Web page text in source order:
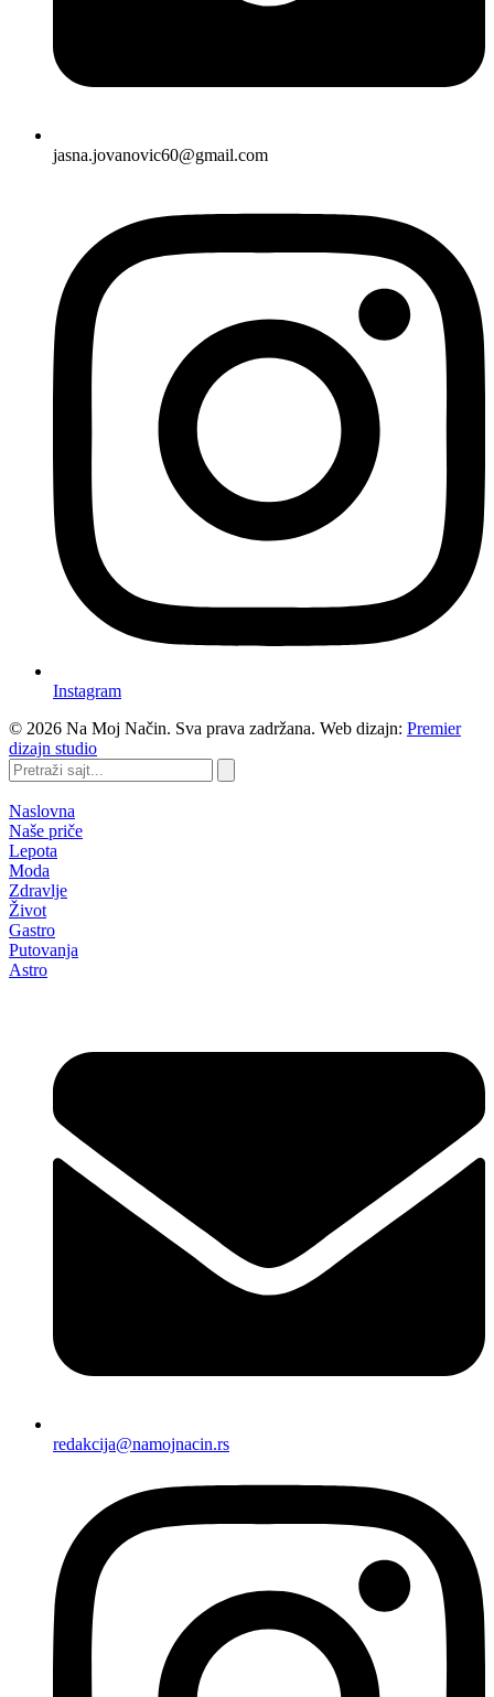
jasna.jovanovic60@gmail.com
Instagram
© 2026 Na Moj Način. Sva prava zadržana. Web dizajn: Premier
dizajn studio
Pretraži
sajt...
Naslovna
Naše priče
Lepota
Moda
Zdravlje
Život
Gastro
Putovanja
Astro
redakcija@namojnacin.rs